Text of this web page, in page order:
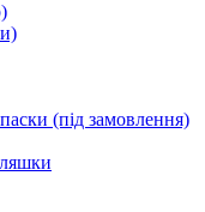
(під замовлення)